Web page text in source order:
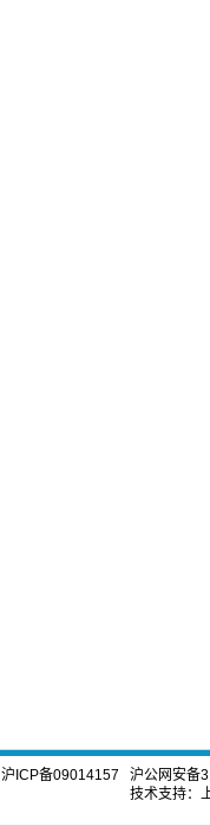
沪ICP备09014157
沪公网安备
技术支持：